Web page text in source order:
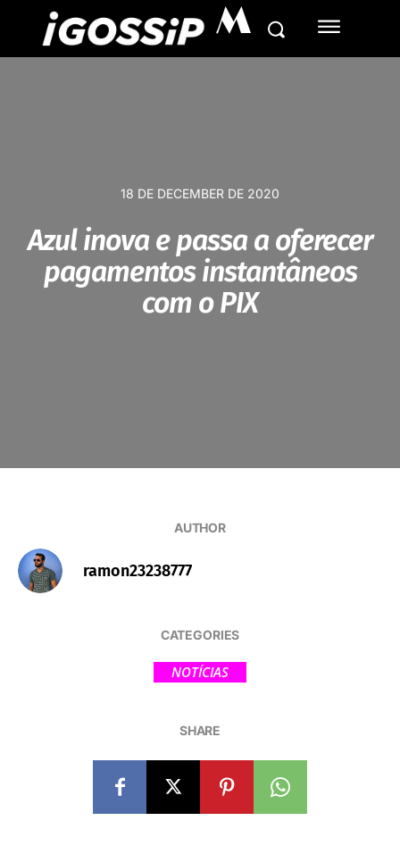
M
18 DE DECEMBER DE 2020
Azul inova e passa a oferecer
pagamentos instantâneos
com o PIX
AUTHOR
ramon23238777
CATEGORIES
NOTÍCIAS
SHARE